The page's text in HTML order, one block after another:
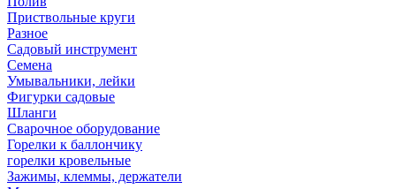
Приствольные круги
Разное
Садовый инструмент
Семена
Умывальники, лейки
Фигурки садовые
Шланги
Сварочное оборудование
Горелки к баллончику
горелки кровельные
Зажимы, клеммы, держатели